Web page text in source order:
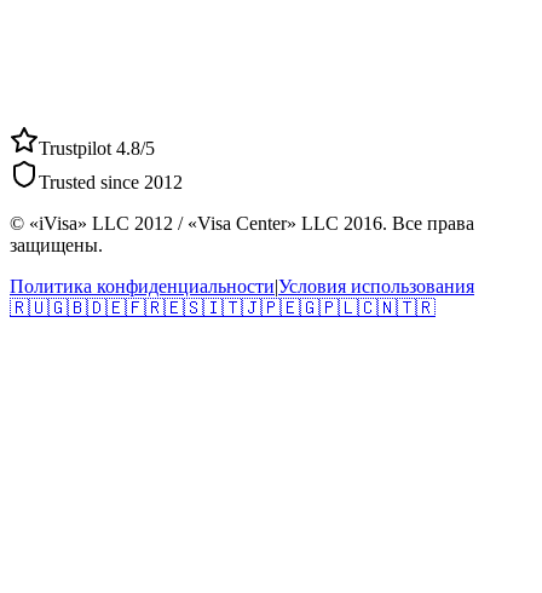
Trustpilot 4.8/5
Trusted since 2012
© «iVisa» LLC 2012 / «Visa Center» LLC 2016. Все права
защищены.
Политика конфиденциальности|Условия использования
🇷🇺🇬🇧🇩🇪🇫🇷🇪🇸🇮🇹🇯🇵🇪🇬🇵🇱🇨🇳🇹🇷